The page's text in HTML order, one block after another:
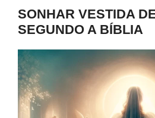
SONHAR VESTIDA
SEGUNDO A BÍBLIA